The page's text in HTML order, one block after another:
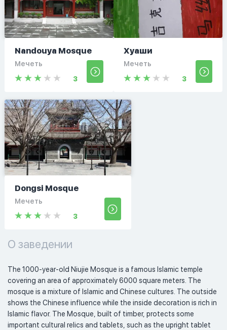
Nandouya Mosque
Мечеть
3
Хуаши
Мечеть
3
Dongsi Mosque
Мечеть
3
О заведении
The 1000-year-old Niujie Mosque is a famous Islamic temple
covering an area of approximately 6000 square meters. The
mosque is a mixture of Islamic and Chinese cultures. The outside
shows the Chinese influence while the inside decoration is rich in
Islamic flavor. The Mosque, built of timber, protects some
important cultural relics and tablets, such as the upright tablet